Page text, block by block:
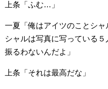
上条「ふむ…」
一夏「俺はアイツのことシ
シャルは写真に写っている
振るわないんだよ」
上条「それは最高だな」